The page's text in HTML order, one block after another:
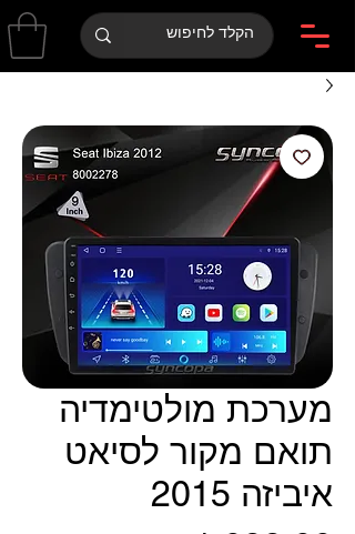
מערכת מולטימדיה
תואם מקור לסיאט
איביזה 2015